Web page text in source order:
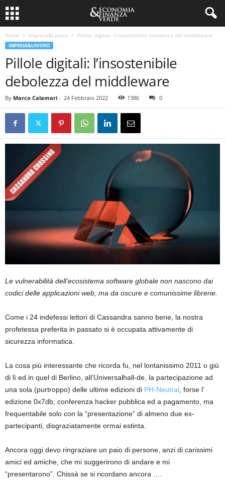
Home Imprese&Lavoro Pillole digitali: l’insostenibile debolezza del middleware
IMPRESE&LAVORO
Pillole digitali: l’insostenibile
debolezza del middleware
By Marco Calamari - 24 Febbraio 2022 1386 0
Le vulnerabilità dell’ecosistema software globale non nascono dai
codici delle applicazioni web, ma da oscure e comunissime librerie.
Come i 24 indefessi lettori di Cassandra sanno bene, la nostra
profetessa preferita in passato si è occupata attivamente di
sicurezza informatica.
La cosa più interessante che ricorda fu, nel lontanissimo 2011 o giù
di lì ed in quel di Berlino, all’Universalhall-de, la partecipazione ad
una sola (purtroppo) delle ultime edizioni di PH-Neutral , forse l’
edizione 0x7db, conferenza hacker pubblica ed a pagamento, ma
frequentabile solo con la “presentazione” di almeno due ex-
partecipanti, disgraziatamente ormai estinta.
Ancora oggi devo ringraziare un paio di persone, anzi di carissimi
amici ed amiche, che mi suggerirono di andare e mi
“presentarono”. Chissà se si ricordano ancora ….